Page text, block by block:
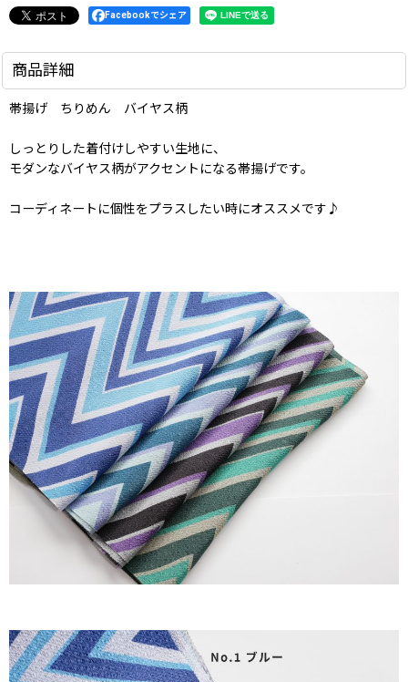
Facebookでシェア
商品詳細
帯揚げ ちりめん バイヤス柄
しっとりした着付けしやすい生地に、
モダンなバイヤス柄がアクセントになる帯揚げです。
コーディネートに個性をプラスしたい時にオススメです♪